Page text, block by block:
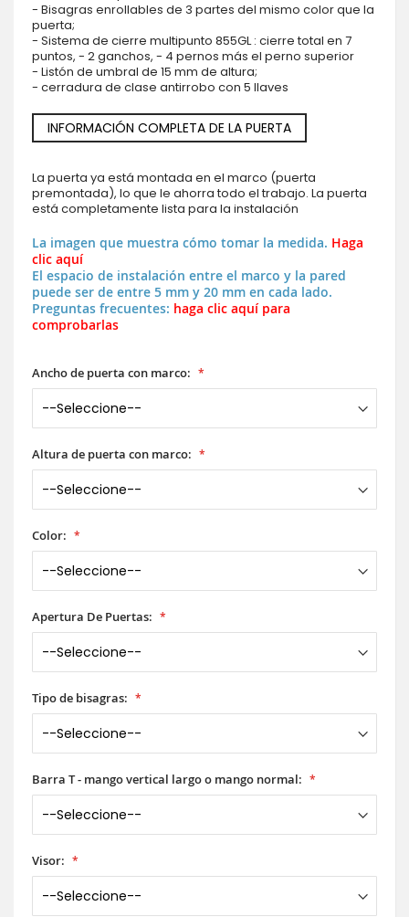
- Bisagras enrollables de 3 partes del mismo color que la
puerta;
- Sistema de cierre multipunto 855GL : cierre total en 7
puntos, - 2 ganchos, - 4 pernos más el perno superior
- Listón de umbral de 15 mm de altura;
- cerradura de clase antirrobo con 5 llaves
INFORMACIÓN COMPLETA DE LA PUERTA
La puerta ya está montada en el marco (puerta
premontada), lo que le ahorra todo el trabajo. La puerta
está completamente lista para la instalación
La imagen que muestra cómo tomar la medida. Haga
clic aquí
El espacio de instalación entre el marco y la pared
puede ser de entre 5 mm y 20 mm en cada lado.
Preguntas frecuentes: haga clic aquí para
comprobarlas
Ancho de puerta con marco:
Altura de puerta con marco:
Color:
Apertura De Puertas:
Tipo de bisagras:
Barra T - mango vertical largo o mango normal:
Visor: